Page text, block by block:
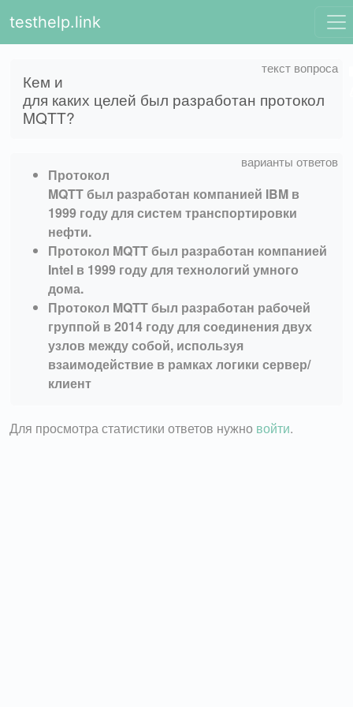
testhelp.link
Кем и
для каких целей был разработан протокол
MQTT?
Протокол
MQTT был разработан компанией IBM в
1999 году для систем транспортировки
нефти.
Протокол MQTT был разработан компанией
Intel в 1999 году для технологий умного
дома.
Протокол MQTT был разработан рабочей
группой в 2014 году для соединения двух
узлов между собой, используя
взаимодействие в рамках логики сервер/
клиент
Для просмотра статистики ответов нужно войти.